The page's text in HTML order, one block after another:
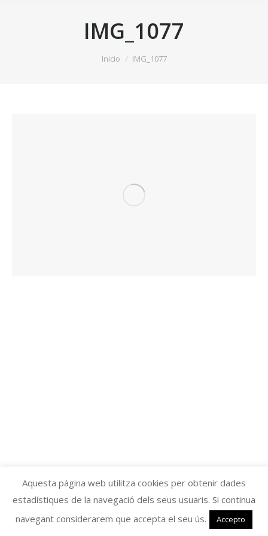
IMG_1077
Inicio IMG_1077
Aquesta pàgina web utilitza cookies per obtenir dades
estadístiques de la navegació dels seus usuaris. Si continua
navegant considerarem que accepta el seu ús.
Accepto